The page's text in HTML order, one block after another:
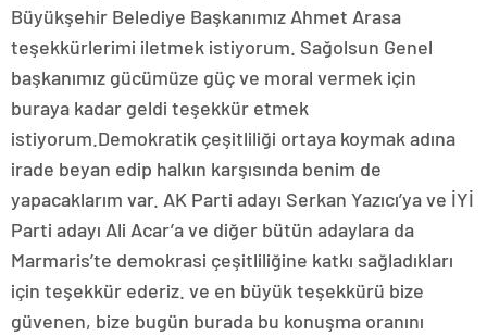
Büyükşehir Belediye Başkanımız Ahmet Arasa
teşekkürlerimi iletmek istiyorum. Sağolsun Genel
başkanımız gücümüze güç ve moral vermek için
buraya kadar geldi teşekkür etmek
istiyorum.Demokratik çeşitliliği ortaya koymak adına
irade beyan edip halkın karşısında benim de
yapacaklarım var. AK Parti adayı Serkan Yazıcı’ya ve İYİ
Parti adayı Ali Acar’a ve diğer bütün adaylara da
Marmaris’te demokrasi çeşitliliğine katkı sağladıkları
için teşekkür ederiz. ve en büyük teşekkürü bize
güvenen, bize bugün burada bu konuşma oranını